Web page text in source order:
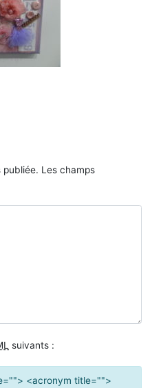
publiée. Les champs
suivants :
<acronym title="">